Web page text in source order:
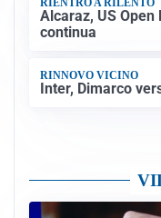
RIENTRO A RILENTO
Alcaraz, US
continua
RINNOVO VICINO
Inter, Dimarco